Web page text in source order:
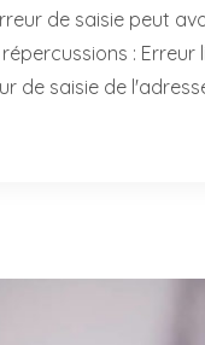
de saisie peut
: Erreur
de saisie de